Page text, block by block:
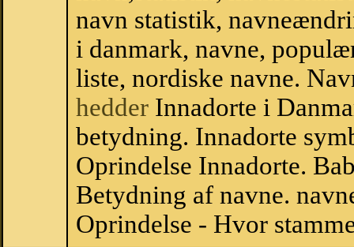
navn statistik,
i danmark, navne,
liste, nordiske navne.
hedder Innadorte i
betydning. Innadorte
Oprindelse Innadorte.
Betydning af navne.
Oprindelse - Hvor